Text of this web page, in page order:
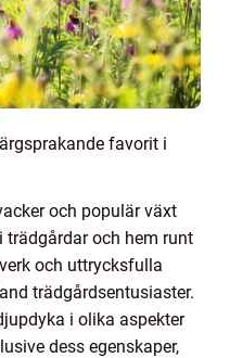
favorit i
och populär växt
och hem runt
och uttrycksfulla
trädgårdsentusiaster.
i olika aspekter
dess egenskaper,